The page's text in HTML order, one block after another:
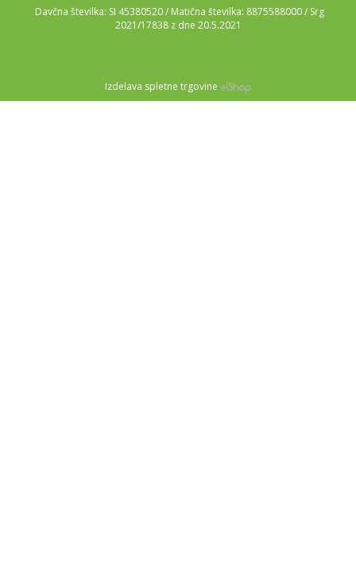
Davčna številka: SI 45380520 / Matična številka: 8875588000 / Srg
2021/17838 z dne 20.5.2021
Izdelava spletne trgovine